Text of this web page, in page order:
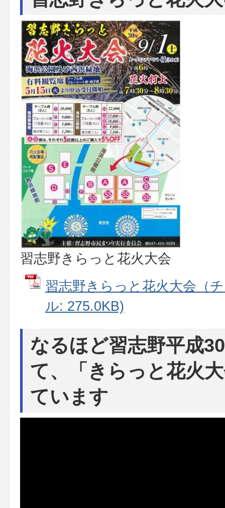
習志野きらっと花火大会
習志野きらっと花火大会（
ル: 275.0KB)
なるほど習志野平成
て、「きらっと花火
ています